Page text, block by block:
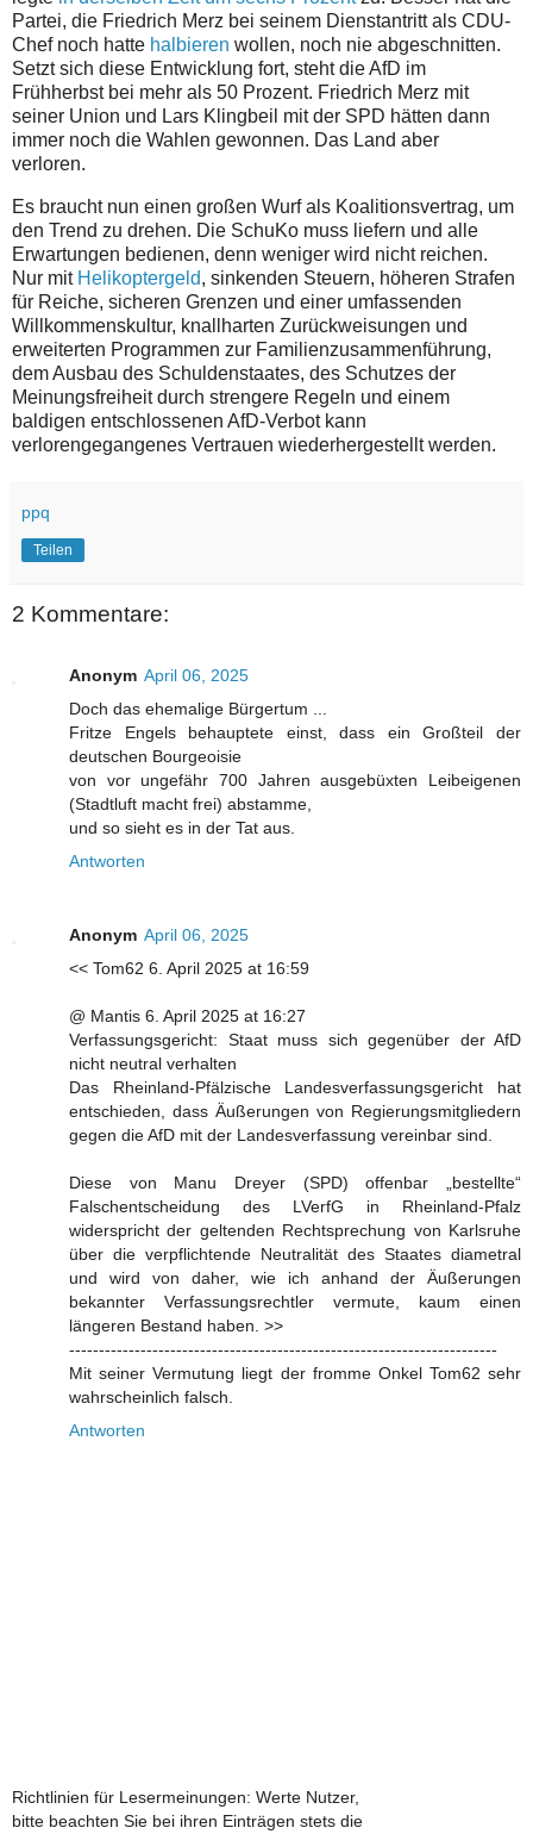
Partei, die Friedrich Merz bei seinem Dienstantritt als CDU-
Chef noch hatte halbieren wollen, noch nie abgeschnitten.
Setzt sich diese Entwicklung fort, steht die AfD im
Frühherbst bei mehr als 50 Prozent. Friedrich Merz mit
seiner Union und Lars Klingbeil mit der SPD hätten dann
immer noch die Wahlen gewonnen. Das Land aber
verloren.
Es braucht nun einen großen Wurf als Koalitionsvertrag, um
den Trend zu drehen. Die SchuKo muss liefern und alle
Erwartungen bedienen, denn weniger wird nicht reichen.
Nur mit Helikoptergeld, sinkenden Steuern, höheren Strafen
für Reiche, sicheren Grenzen und einer umfassenden
Willkommenskultur, knallharten Zurückweisungen und
erweiterten Programmen zur Familienzusammenführung,
dem Ausbau des Schuldenstaates, des Schutzes der
Meinungsfreiheit durch strengere Regeln und einem
baldigen entschlossenen AfD-Verbot kann
verlorengegangenes Vertrauen wiederhergestellt werden.
ppq
Teilen
2 Kommentare:
Anonym April 06, 2025
Doch das ehemalige Bürgertum ...
Fritze Engels behauptete einst, dass ein Großteil der
deutschen Bourgeoisie
von vor ungefähr 700 Jahren ausgebüxten Leibeigenen
(Stadtluft macht frei) abstamme,
und so sieht es in der Tat aus.
Antworten
Anonym April 06, 2025
<< Tom62 6. April 2025 at 16:59
@ Mantis 6. April 2025 at 16:27
Verfassungsgericht: Staat muss sich gegenüber der AfD
nicht neutral verhalten
Das Rheinland-Pfälzische Landesverfassungsgericht hat
entschieden, dass Äußerungen von Regierungsmitgliedern
gegen die AfD mit der Landesverfassung vereinbar sind.
Diese von Manu Dreyer (SPD) offenbar „bestellte“
Falschentscheidung des LVerfG in Rheinland-Pfalz
widerspricht der geltenden Rechtsprechung von Karlsruhe
über die verpflichtende Neutralität des Staates diametral
und wird von daher, wie ich anhand der Äußerungen
bekannter Verfassungsrechtler vermute, kaum einen
längeren Bestand haben. >>
------------------------------------------------------------------------
Mit seiner Vermutung liegt der fromme Onkel Tom62 sehr
wahrscheinlich falsch.
Antworten
Richtlinien für Lesermeinungen: Werte Nutzer,
bitte beachten Sie bei ihren Einträgen stets die